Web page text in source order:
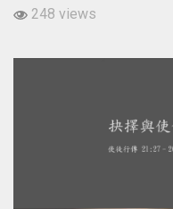
248 views